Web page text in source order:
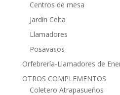
Centros de mesa
Jardín Celta
Llamadores
Posavasos
Orfebrería-Llamadores de
OTROS COMPLEMENTOS
Coletero Atrapasueños